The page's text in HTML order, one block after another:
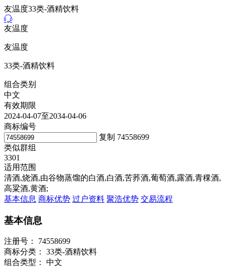
友温度33类-酒精饮料
友温度
友温度
33类-酒精饮料
组合类别
中文
有效期限
2024-04-07至2034-04-06
商标编号
复制 74558699
类似群组
3301
适用范围
清酒,烧酒,由谷物蒸馏的白酒,白酒,苦荞酒,葡萄酒,露酒,青稞酒,
高粱酒,黄酒;
基本信息 商标优势 过户资料 聚浩优势 交易流程
基本信息
注册号：
74558699
商标分类：
33类-酒精饮料
组合类型：
中文